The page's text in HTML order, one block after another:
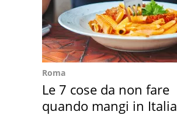
Roma
Le 7 cose da non fare
quando mangi in Italia